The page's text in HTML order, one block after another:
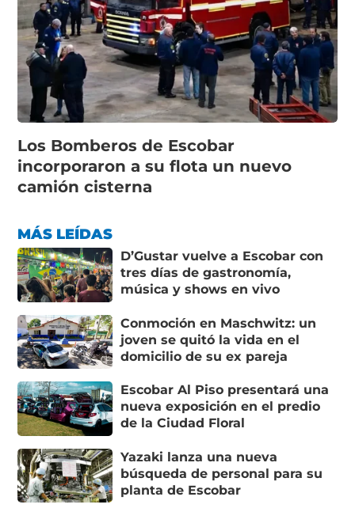
Los Bomberos de Escobar
incorporaron a su flota un nuevo
camión cisterna
MÁS LEÍDAS
D’Gustar vuelve a Escobar con
tres días de gastronomía,
música y shows en vivo
Conmoción en Maschwitz: un
joven se quitó la vida en el
domicilio de su ex pareja
Escobar Al Piso presentará una
nueva exposición en el predio
de la Ciudad Floral
Yazaki lanza una nueva
búsqueda de personal para su
planta de Escobar